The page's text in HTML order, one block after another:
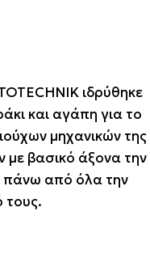
ιδρύθηκε
και αγάπη για το
μηχανικών της
με βασικό άξονα την
πάνω από όλα την
τους.